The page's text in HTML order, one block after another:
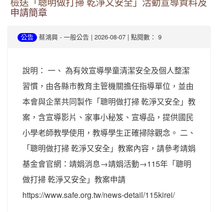
檢送「聰明做打掃 乾淨又安全」活動宣導資料及
申請簡章
公告 蔡鴻興 - 一般公告 | 2026-08-07 | 點閱數： 9
說明： 一、 為有效宣導學童清潔安全及個人整潔
習慣，由各縣市教育主管機關擔任指導單位，並由
本會與企業共同製作「聰明做打掃 乾淨又安全」教
案，含宣導影片、家事小秘笈、宣導品，提供國民
小學老師教學使用，教導學生正確掃除觀念。 二、
「聰明做打掃 乾淨又安全」教案內容，請參考靖娟
基金會官網：靖娟消息→靖娟活動→115年「聰明
做打掃 乾淨又安全」教案申請
https://www.safe.org.tw/news-detail/115kirei/